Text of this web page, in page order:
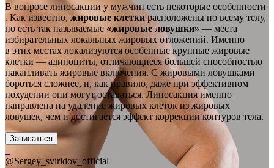
В вопросе липосакции у мужчин есть некоторые особенности
. Как известно,жировые клетки расположены по всему телу,
но есть так называемые «жировые ловушки» — места
избирательных локальных жировых отложений. Именно
в этих местах локализуются особенные крупные жировые
клетки — адипоциты, отличающиеся большей способностью
накапливать жировые включения. С жировыми ловушками
бороться сложнее, и, как правило, даже при эффективном
похудении они могут оставаться. Липосакция именно
направлена на удаление жировых клеток из жировых
ловушек, чем и достигается эффект коррекции контуров тела.
Записаться
@Sergey_sviridov_official